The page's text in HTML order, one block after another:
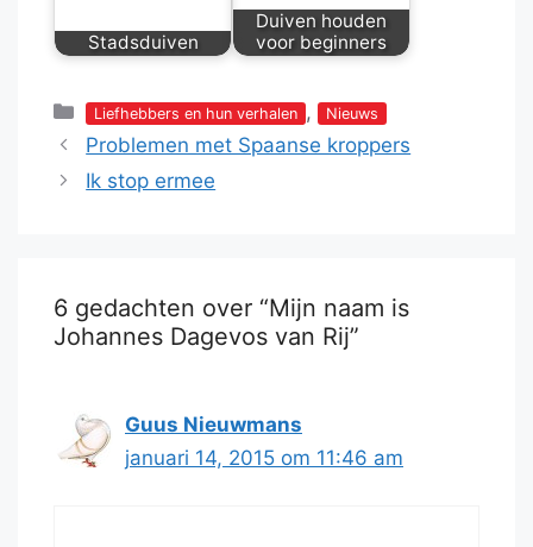
Stadsduiven
Duiven houden
voor beginners
Categorieën
Liefhebbers en hun verhalen , Nieuws
Problemen met Spaanse kroppers
Ik stop ermee
6 gedachten over “Mijn naam is
Johannes Dagevos van Rij”
Guus Nieuwmans
januari 14, 2015 om 11:46 am